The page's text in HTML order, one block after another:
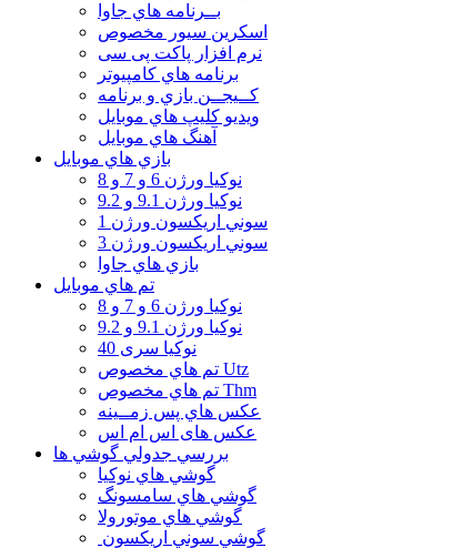
بــرنامه هاي جاوا
اسكرين سيور مخصوص
نرم افزار پاکت پی سی
برنامه هاي كامپيوتر
كــيجــن بازي و برنامه
ويديو كليپ هاي موبايل
آهنگ هاي موبايل
بازي هاي موبايل
نوكيا ورژن 6 و 7 و 8
نوكيا ورژن 9.1 و 9.2
سوني اريكسون ورژن 1
سوني اريكسون ورژن 3
بازي هاي جاوا
تم هاي موبايل
نوكيا ورژن 6 و 7 و 8
نوكيا ورژن 9.1 و 9.2
نوکیا سری 40
تم هاي مخصوص Utz
تم هاي مخصوص Thm
عكس هاي پس زمــينه
عكس های اس ام اس
بررسي جدولي گوشي ها
گوشي هاي نوكيا
گوشي هاي سامسونگ
گوشي هاي موتورولا
گوشي سوني اريكسون